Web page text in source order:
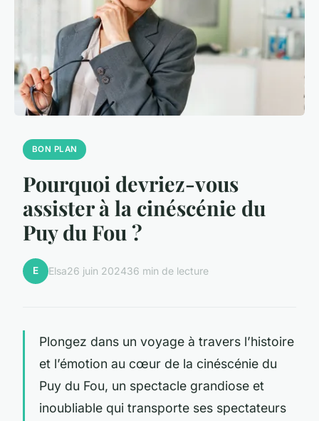
BON PLAN
Pourquoi devriez-vous
assister à la cinéscénie du
Puy du Fou ?
E Elsa26 juin 202436 min de lecture
Plongez dans un voyage à travers l’histoire
et l’émotion au cœur de la cinéscénie du
Puy du Fou, un spectacle grandiose et
inoubliable qui transporte ses spectateurs